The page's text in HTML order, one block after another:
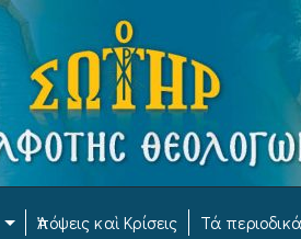
Ἀπόψεις καὶ Κρίσεις Τά